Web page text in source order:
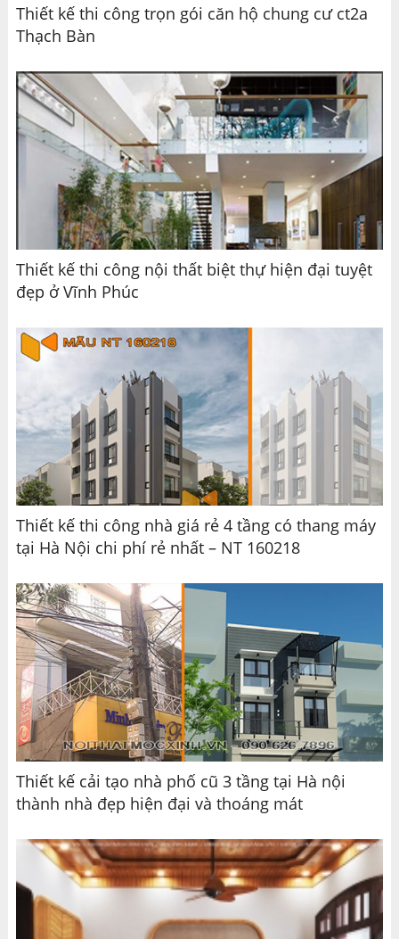
Thiết kế thi công trọn gói căn hộ chung cư ct2a
Thạch Bàn
Thiết kế thi công nội thất biệt thự hiện đại tuyệt
đẹp ở Vĩnh Phúc
Thiết kế thi công nhà giá rẻ 4 tầng có thang máy
tại Hà Nội chi phí rẻ nhất – NT 160218
Thiết kế cải tạo nhà phố cũ 3 tầng tại Hà nội
thành nhà đẹp hiện đại và thoáng mát